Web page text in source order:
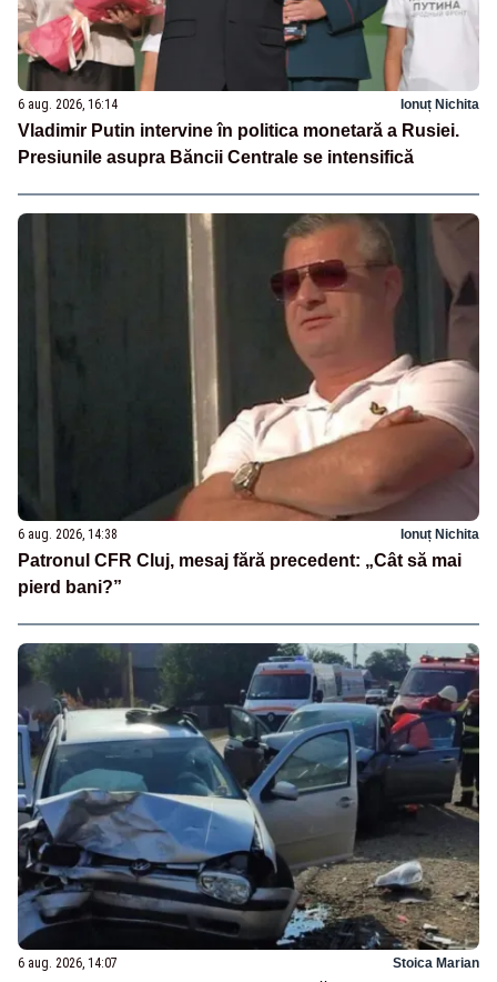
6 aug. 2026, 16:14 Ionuț Nichita
Vladimir Putin intervine în politica monetară a Rusiei.
Presiunile asupra Băncii Centrale se intensifică
6 aug. 2026, 14:38 Ionuț Nichita
Patronul CFR Cluj, mesaj fără precedent: „Cât să mai
pierd bani?”
6 aug. 2026, 14:07 Stoica Marian